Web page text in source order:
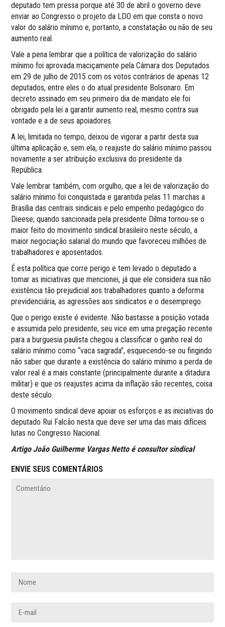
deputado tem pressa porque até 30 de abril o governo deve
enviar ao Congresso o projeto da LDO em que consta o novo
valor do salário mínimo e, portanto, a constatação ou não de seu
aumento real.
Vale a pena lembrar que a política de valorização do salário
mínimo foi aprovada maciçamente pela Câmara dos Deputados
em 29 de julho de 2015 com os votos contrários de apenas 12
deputados, entre eles o do atual presidente Bolsonaro. Em
decreto assinado em seu primeiro dia de mandato ele foi
obrigado pela lei a garantir aumento real, mesmo contra sua
vontade e a de seus apoiadores.
A lei, limitada no tempo, deixou de vigorar a partir desta sua
última aplicação e, sem ela, o reajuste do salário mínimo passou
novamente a ser atribuição exclusiva do presidente da
República.
Vale lembrar também, com orgulho, que a lei de valorização do
salário mínimo foi conquistada e garantida pelas 11 marchas a
Brasília das centrais sindicais e pelo empenho pedagógico do
Dieese; quando sancionada pela presidente Dilma tornou-se o
maior feito do movimento sindical brasileiro neste século, a
maior negociação salarial do mundo que favoreceu milhões de
trabalhadores e aposentados.
É esta política que corre perigo e tem levado o deputado a
tomar as iniciativas que mencionei, já que ele considera sua não
existência tão prejudicial aos trabalhadores quanto a deforma
previdenciária, as agressões aos sindicatos e o desemprego.
Que o perigo existe é evidente. Não bastasse a posição votada
e assumida pelo presidente, seu vice em uma pregação recente
para a burguesia paulista chegou a classificar o ganho real do
salário mínimo como “vaca sagrada”, esquecendo-se ou fingindo
não saber que durante a existência do salário mínimo a perda de
valor real é a mais constante (principalmente durante a ditadura
militar) e que os reajustes acima da inflação são recentes, coisa
deste século.
O movimento sindical deve apoiar os esforços e as iniciativas do
deputado Rui Falcão nesta que deve ser uma das mais difíceis
lutas no Congresso Nacional.
Artigo João Guilherme Vargas Netto é consultor sindical
ENVIE SEUS COMENTÁRIOS